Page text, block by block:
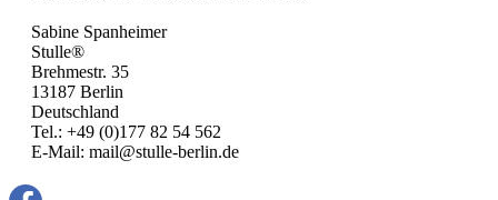
Sabine Spanheimer
Stulle®
Brehmestr. 35
13187 Berlin
Deutschland
Tel.: +49 (0)177 82 54 562
E-Mail: mail@stulle-berlin.de